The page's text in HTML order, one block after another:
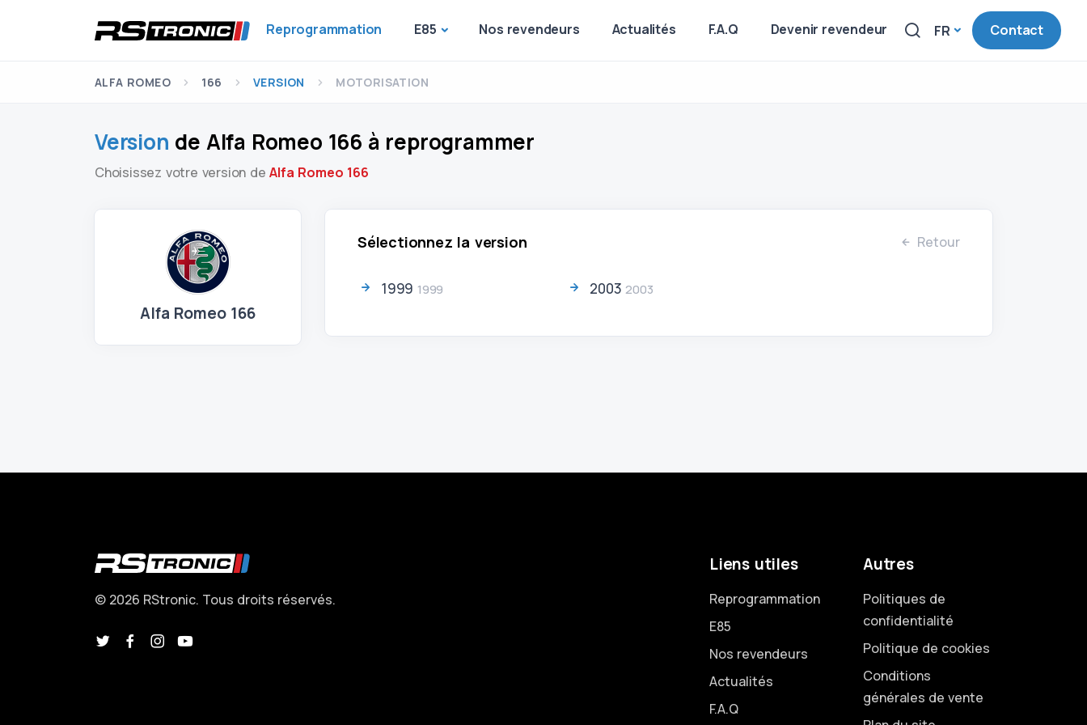
Reprogrammation E85 Nos revendeurs Actualités F.A.Q Devenir revendeur FR Contact
ALFA ROMEO 166 VERSION MOTORISATION
Version de Alfa Romeo 166 à reprogrammer
Choisissez votre version deAlfa Romeo 166
Alfa Romeo 166
Sélectionnez la version Retour
1999 1999 20032003
© 2026 RStronic. Tous droits réservés.
Liens utiles
Reprogrammation
E85
Nos revendeurs
Actualités
F.A.Q
Autres
Politiques de
confidentialité
Politique de cookies
Conditions
générales de vente